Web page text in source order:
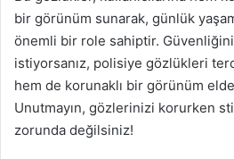
bir görünüm sunarak, günlük
önemli bir role sahiptir.
istiyorsanız, polisiye gözlükleri
hem de korunaklı bir görünüm
Unutmayın, gözlerinizi korurken
zorunda değilsiniz!